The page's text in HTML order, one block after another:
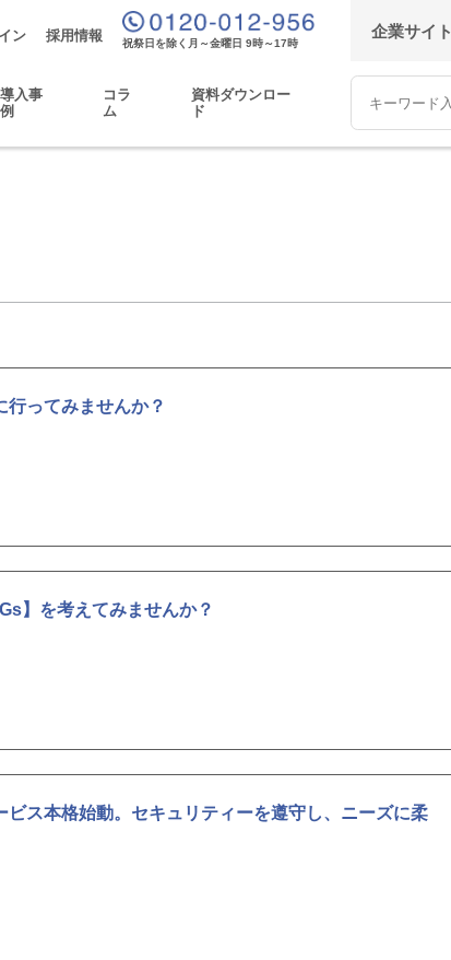
ン 採用情報
祝祭日を除く月～金曜日 9時～17時
導入事
例
コラ
ム
資料ダウンロー
ド
企業サイト
Conduct
a
search
行ってみませんか？
】を考えてみませんか？
ビス本格始動。セキュリティーを遵守し、ニーズに柔